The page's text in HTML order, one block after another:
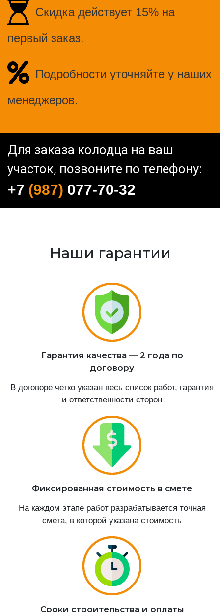
Скидка действует 15% на
первый заказ.
Подробности уточняйте у наших
менеджеров.
Для заказа колодца на ваш
участок, позвоните по телефону:
+7 (987) 077-70-32
Наши гарантии
Гарантия качества — 2 года по
договору
В договоре четко указан весь список работ, гарантия
и ответственности сторон
Фиксированная стоимость в смете
На каждом этапе работ разрабатывается точная
смета, в которой указана стоимость
Сроки строительства и оплаты